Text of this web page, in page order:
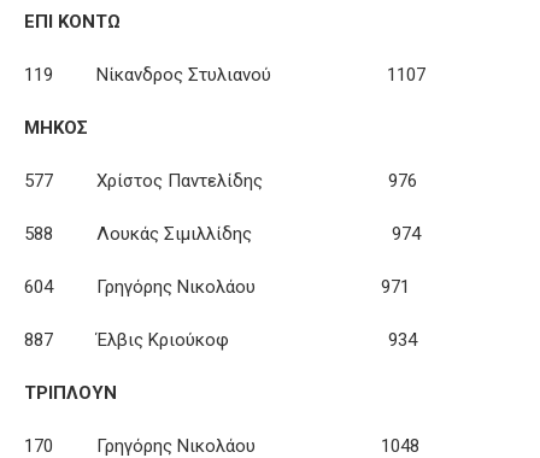
ΕΠΙ ΚΟΝΤΩ
119 Νίκανδρος Στυλιανού 1107
ΜΗΚΟΣ
577 Χρίστος Παντελίδης 976
588 Λουκάς Σιμιλλίδης 974
604 Γρηγόρης Νικολάου 971
887 Έλβις Κριούκοφ 934
ΤΡΙΠΛΟΥΝ
170 Γρηγόρης Νικολάου 1048